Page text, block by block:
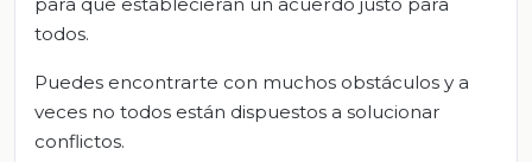
todos.
Puedes encontrarte con muchos obstáculos y a
veces no todos están dispuestos a solucionar
conflictos.